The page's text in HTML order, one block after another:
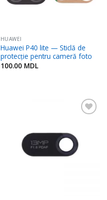
HUAWEI
Huawei P40 lite — Sticlă de
protecție pentru cameră foto
100.00 MDL
Favorite